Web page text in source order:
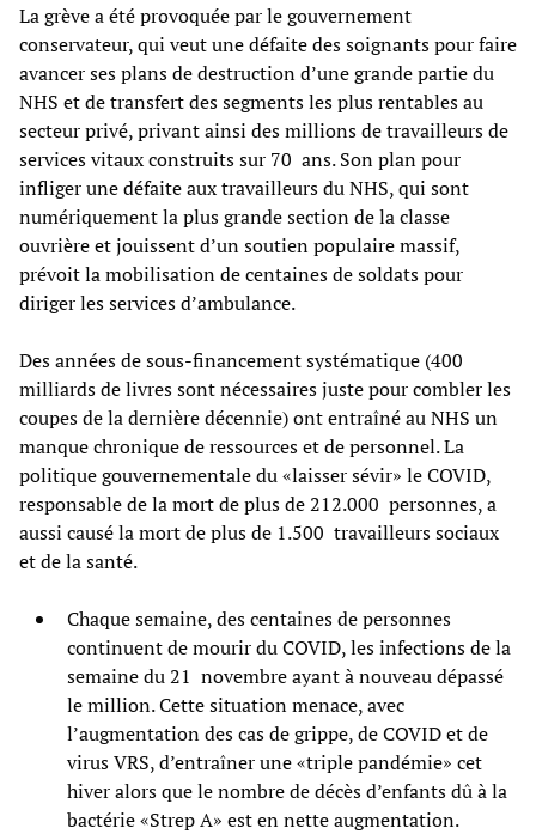
La grève a été provoquée par le gouvernement
conservateur, qui veut une défaite des soignants pour faire
avancer ses plans de destruction d’une grande partie du
NHS et de transfert des segments les plus rentables au
secteur privé, privant ainsi des millions de travailleurs de
services vitaux construits sur 70 ans. Son plan pour
infliger une défaite aux travailleurs du NHS, qui sont
numériquement la plus grande section de la classe
ouvrière et jouissent d’un soutien populaire massif,
prévoit la mobilisation de centaines de soldats pour
diriger les services d’ambulance.
Des années de sous-financement systématique (400
milliards de livres sont nécessaires juste pour combler les
coupes de la dernière décennie) ont entraîné au NHS un
manque chronique de ressources et de personnel. La
politique gouvernementale du «laisser sévir» le COVID,
responsable de la mort de plus de 212.000 personnes, a
aussi causé la mort de plus de 1.500 travailleurs sociaux
et de la santé.
Chaque semaine, des centaines de personnes
continuent de mourir du COVID, les infections de la
semaine du 21 novembre ayant à nouveau dépassé
le million. Cette situation menace, avec
l’augmentation des cas de grippe, de COVID et de
virus VRS, d’entraîner une «triple pandémie» cet
hiver alors que le nombre de décès d’enfants dû à la
bactérie «Strep A» est en nette augmentation.